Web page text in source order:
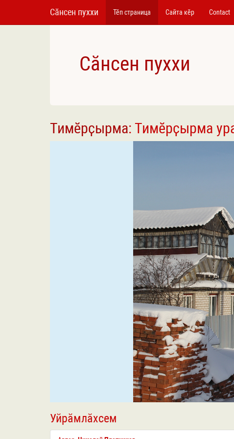
Сӑнсен пуххи Тӗп страница Сайта кӗр Contact
Сӑнсен пуххи
Тимӗрҫырма: Тимӗрҫырма
Уйрӑмлӑхсем